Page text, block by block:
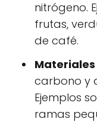
nitrógeno.
frutas,
de café.
carbono y
Ejemplos
ramas